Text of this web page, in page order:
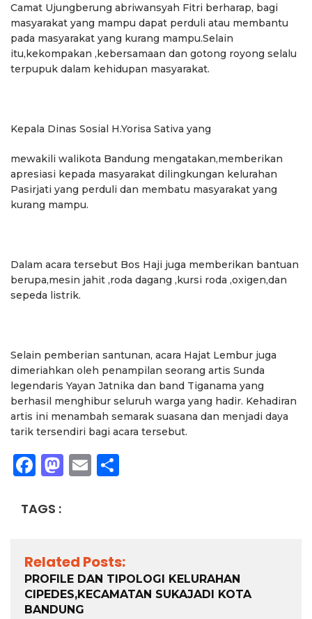
Camat Ujungberung abriwansyah Fitri berharap, bagi
masyarakat yang mampu dapat perduli atau membantu
pada masyarakat yang kurang mampu.Selain
itu,kekompakan ,kebersamaan dan gotong royong selalu
terpupuk dalam kehidupan masyarakat.
Kepala Dinas Sosial H.Yorisa Sativa yang
mewakili walikota Bandung mengatakan,memberikan
apresiasi kepada masyarakat dilingkungan kelurahan
Pasirjati yang perduli dan membatu masyarakat yang
kurang mampu.
Dalam acara tersebut Bos Haji juga memberikan bantuan
berupa,mesin jahit ,roda dagang ,kursi roda ,oxigen,dan
sepeda listrik.
Selain pemberian santunan, acara Hajat Lembur juga
dimeriahkan oleh penampilan seorang artis Sunda
legendaris Yayan Jatnika dan band Tiganama yang
berhasil menghibur seluruh warga yang hadir. Kehadiran
artis ini menambah semarak suasana dan menjadi daya
tarik tersendiri bagi acara tersebut.
Facebook
Mastodon
Email
TAGS :
Related Posts:
PROFILE DAN TIPOLOGI KELURAHAN
CIPEDES,KECAMATAN SUKAJADI KOTA
BANDUNG